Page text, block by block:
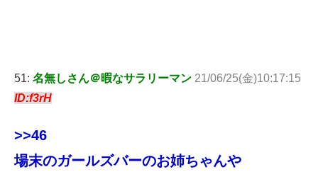
51: 名無しさん＠暇なサラリーマン 21/06/25(金)10:17:15
ID:f3rH
>>46
場末のガールズバーのお姉ちゃんや